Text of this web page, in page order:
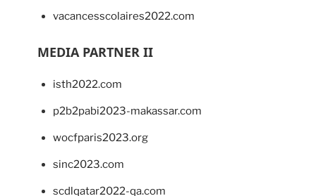
vacancesscolaires2022.com
MEDIA PARTNER II
isth2022.com
p2b2pabi2023-makassar.com
wocfparis2023.org
sinc2023.com
scdlqatar2022-qa.com